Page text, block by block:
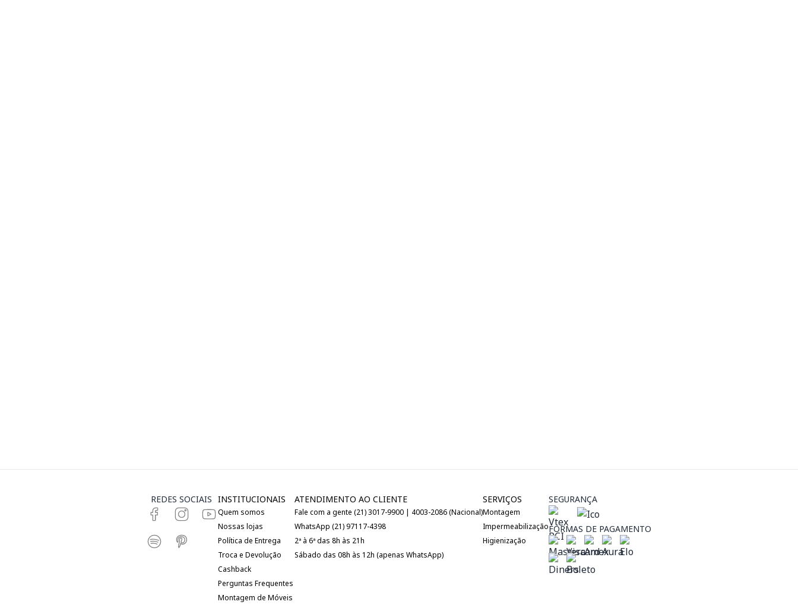
REDES SOCIAIS INSTITUCIONAIS
Quem somos
Nossas lojas
Política de Entrega
Troca e Devolução
Cashback
Perguntas Frequentes
Montagem de Móveis
ATENDIMENTO AO CLIENTE
Fale com a gente (21) 3017-9900 | 4003-2086 (Nacional)
WhatsApp (21) 97117-4398
2ª à 6ª das 8h às 21h
Sábado das 08h às 12h (apenas WhatsApp)
SERVIÇOS
Montagem
Impermeabilização
Higienização
SEGURANÇA
FORMAS DE PAGAMENTO